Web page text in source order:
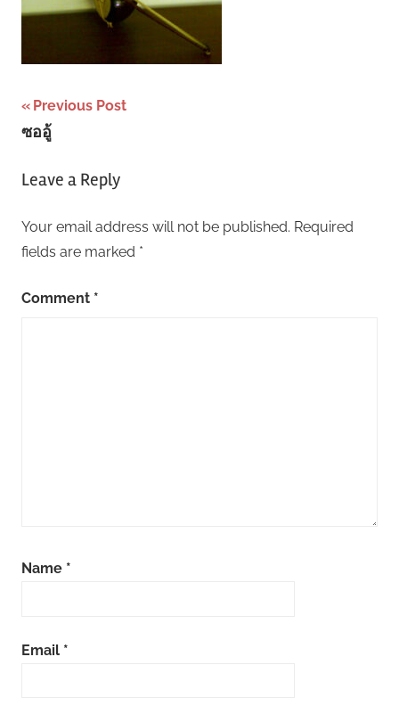
Post
navigation
Previous Post
ซออู้
Leave a Reply
Your email address will not be published. Required
fields are marked *
Comment *
Name *
Email *